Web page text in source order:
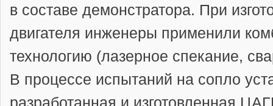
в составе демонстратора. При
двигателя инженеры применили
технологию (лазерное спекание,
В процессе испытаний на сопло
разработанная и изготовленная